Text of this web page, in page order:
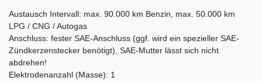
Austausch Intervall: max. 90.000 km Benzin, max. 50.000 km
LPG / CNG / Autogas
Anschluss: fester SAE-Anschluss (ggf. wird ein spezieller SAE-
Zündkerzenstecker benötigt), SAE-Mutter lässt sich nicht
abdrehen!
Elektrodenanzahl (Masse): 1